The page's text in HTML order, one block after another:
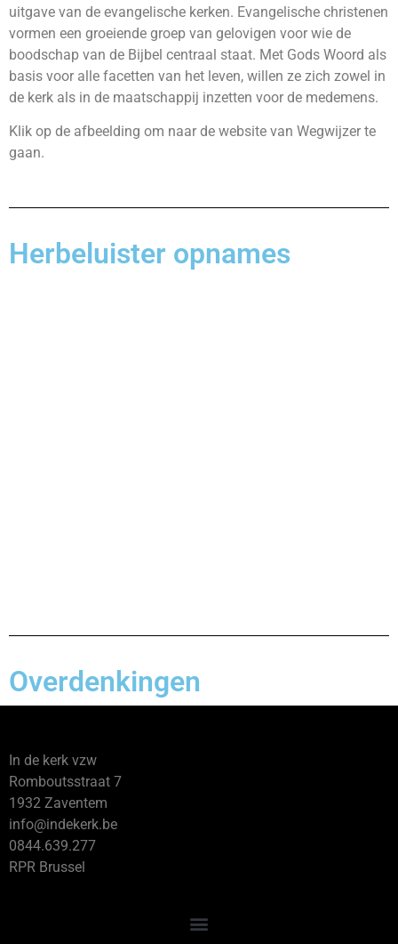
uitgave van de evangelische kerken. Evangelische christenen
vormen een groeiende groep van gelovigen voor wie de
boodschap van de Bijbel centraal staat. Met Gods Woord als
basis voor alle facetten van het leven, willen ze zich zowel in
de kerk als in de maatschappij inzetten voor de medemens.
Klik op de afbeelding om naar de website van Wegwijzer te
gaan.
Herbeluister opnames
Overdenkingen
In de kerk vzw
Romboutsstraat 7
1932 Zaventem
info@indekerk.be
0844.639.277
RPR Brussel